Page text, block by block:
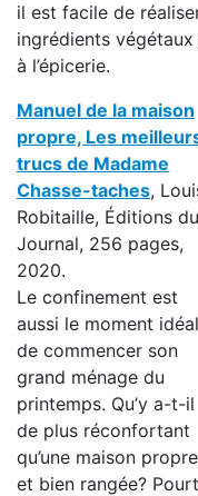
il est facile de
ingrédients
à l’épicerie.
Manuel de la maison
propre, Les
trucs de Madame
Chasse-taches,
Robitaille, Éditions du
Journal, 256 pages,
2020.
Le confinement est
aussi le moment idéal
de commencer son
grand ménage du
printemps. Qu’y a-t-il
de plus réconfortant
qu’une maison propre
et bien rangée?